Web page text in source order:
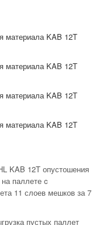
материала KAB 12T
материала KAB 12T
материала KAB 12T
материала KAB 12T
KAB 12T опустошения
паллете c
11 слоев мешков за 7
пустых паллет